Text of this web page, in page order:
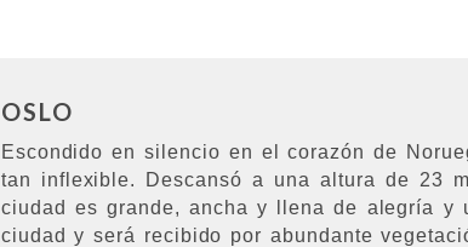
OSLO
Escondido en silencio en el corazón de
tan inflexible. Descansó a una altura de 23
ciudad es grande, ancha y llena de alegría y
ciudad y será recibido por abundante